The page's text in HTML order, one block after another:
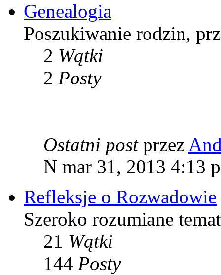
Genealogia
Poszukiwanie rodzin,
2 Wątki
2 Posty
Ostatni postprzez
N mar 31, 2013 4:13
Refleksje o Rozwadowie
Szeroko rozumiane
21 Wątki
144 Posty